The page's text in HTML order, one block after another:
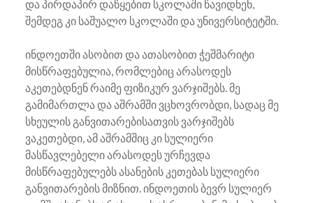
და პირდაპირ დაწყებით სკოლაში წავიდნენ,
შემდეგ კი საშუალო სკოლაში და უნივერსიტეტში.
ინდოეთში ასობით და ათასობით ჭეშმარიტი
მისწრაფებულია, რომლებიც არასოდეს
აკეთებდნენ რაიმე ფიზიკურ ვარჯიშებს. მე
გამიმართლა და აშრამში ვცხოვრობდი, სადაც მე
სხეულის განვითარებისათვის ვარჯიშებს
ვაკეთებდი, ამ აშრამშიც კი სულიერი
მასწავლებელი არასოდეს ურჩევდა
მისწრაფებულებს ასანების კეთებას სულიერი
განვითარების მიზნით. ინდოეთის ბევრ სულიერ